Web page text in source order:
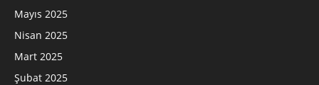
Mayıs 2025
Nisan 2025
Mart 2025
Şubat 2025